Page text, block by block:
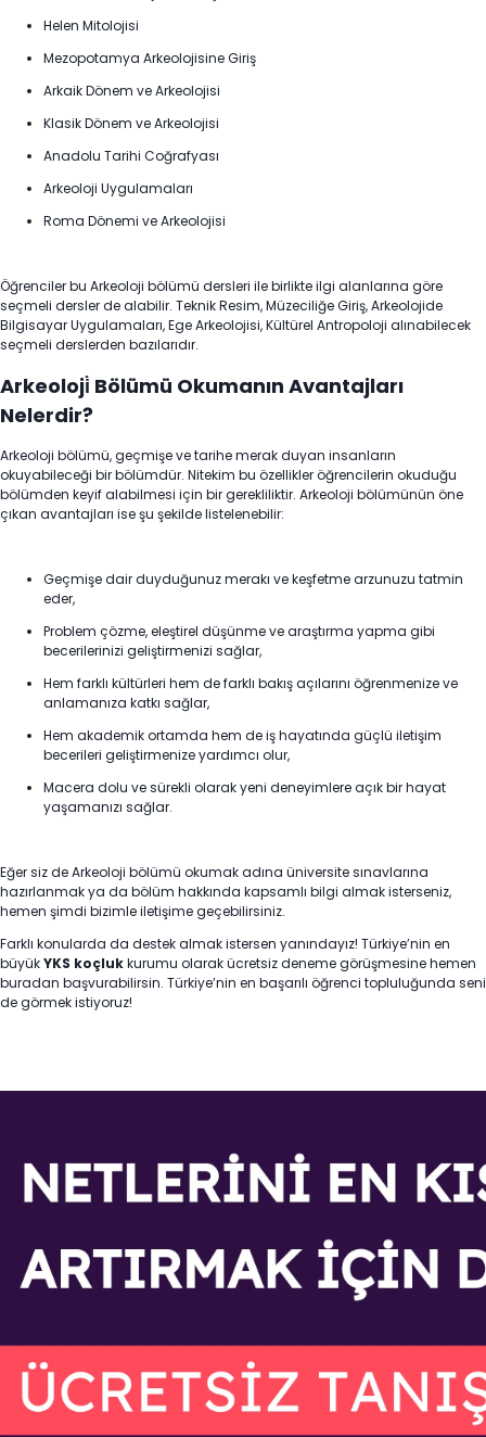
Helen Mitolojisi
Mezopotamya Arkeolojisine Giriş
Arkaik Dönem ve Arkeolojisi
Klasik Dönem ve Arkeolojisi
Anadolu Tarihi Coğrafyası
Arkeoloji Uygulamaları
Roma Dönemi ve Arkeolojisi
Öğrenciler bu Arkeoloji bölümü dersleri ile birlikte ilgi alanlarına göre
seçmeli dersler de alabilir. Teknik Resim, Müzeciliğe Giriş, Arkeolojide
Bilgisayar Uygulamaları, Ege Arkeolojisi, Kültürel Antropoloji alınabilecek
seçmeli derslerden bazılarıdır.
Arkeoloji̇ Bölümü Okumanın Avantajları
Nelerdir?
Arkeoloji bölümü, geçmişe ve tarihe merak duyan insanların
okuyabileceği bir bölümdür. Nitekim bu özellikler öğrencilerin okuduğu
bölümden keyif alabilmesi için bir gerekliliktir. Arkeoloji bölümünün öne
çıkan avantajları ise şu şekilde listelenebilir:
Geçmişe dair duyduğunuz merakı ve keşfetme arzunuzu tatmin
eder,
Problem çözme, eleştirel düşünme ve araştırma yapma gibi
becerilerinizi geliştirmenizi sağlar,
Hem farklı kültürleri hem de farklı bakış açılarını öğrenmenize ve
anlamanıza katkı sağlar,
Hem akademik ortamda hem de iş hayatında güçlü iletişim
becerileri geliştirmenize yardımcı olur,
Macera dolu ve sürekli olarak yeni deneyimlere açık bir hayat
yaşamanızı sağlar.
Eğer siz de Arkeoloji bölümü okumak adına üniversite sınavlarına
hazırlanmak ya da bölüm hakkında kapsamlı bilgi almak isterseniz,
hemen şimdi bizimle iletişime geçebilirsiniz.
Farklı konularda da destek almak istersen yanındayız! Türkiye’nin en
büyükYKS koçlukkurumu olarak ücretsiz deneme görüşmesine hemen
buradan başvurabilirsin. Türkiye’nin en başarılı öğrenci topluluğunda seni
de görmek istiyoruz!